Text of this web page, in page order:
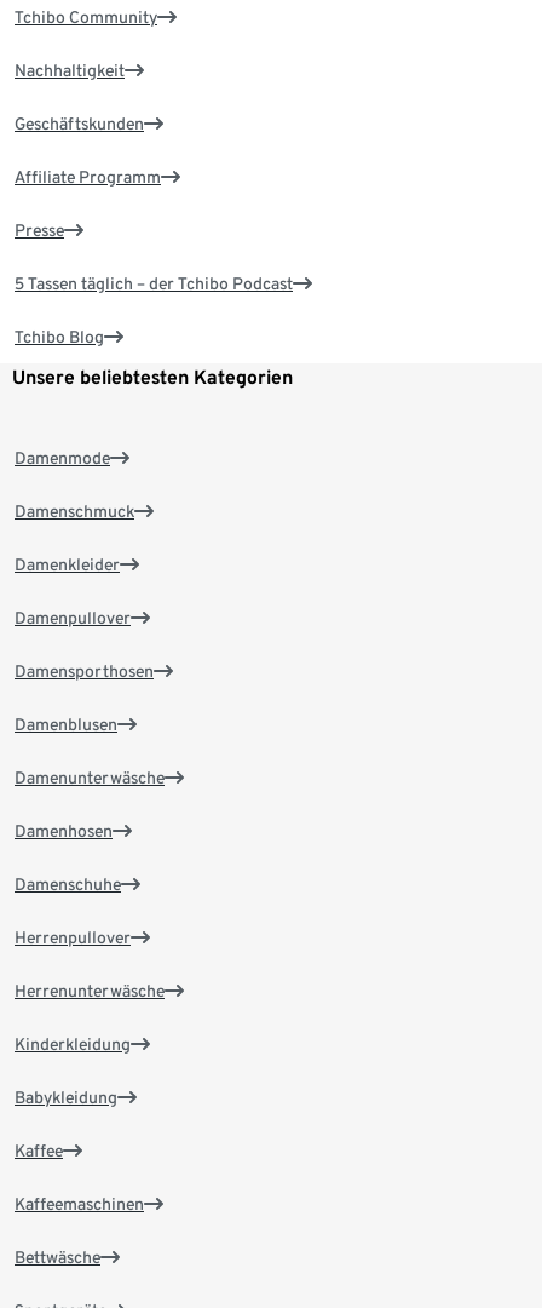
Tchibo Community
Nachhaltigkeit
Geschäftskunden
Affiliate Programm
Presse
5 Tassen täglich – der Tchibo Podcast
Tchibo Blog
Unsere beliebtesten Kategorien
Damenmode
Damenschmuck
Damenkleider
Damenpullover
Damensporthosen
Damenblusen
Damenunterwäsche
Damenhosen
Damenschuhe
Herrenpullover
Herrenunterwäsche
Kinderkleidung
Babykleidung
Kaffee
Kaffeemaschinen
Bettwäsche